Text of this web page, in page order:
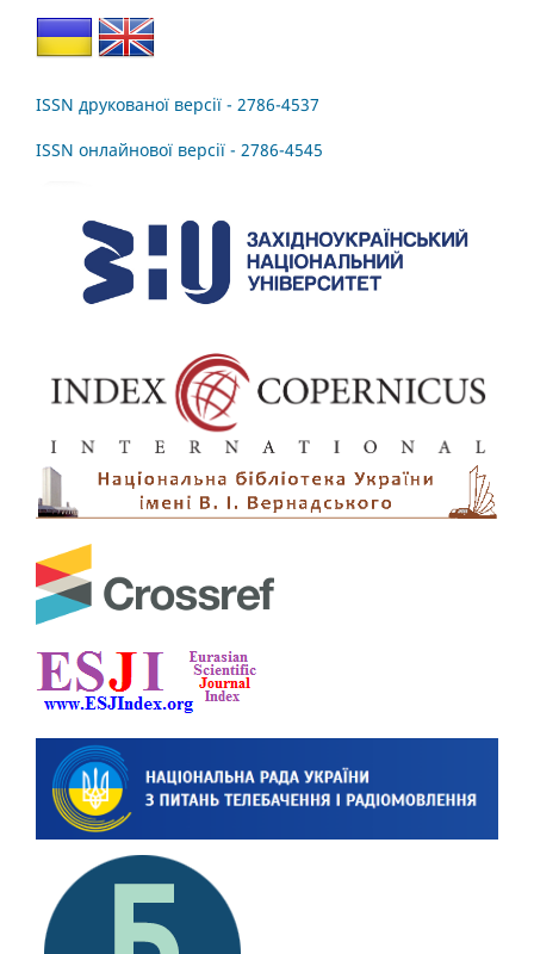
ISSN друкованої версії - 2786-4537
ISSN онлайнової версії - 2786-4545